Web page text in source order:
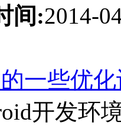
间:2014-
一些优
开发环